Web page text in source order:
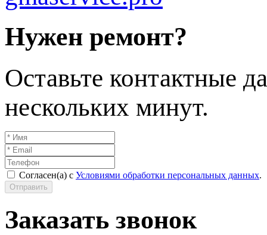
Нужен ремонт?
Оставьте контактные
нескольких минут.
Согласен(а) с Условиями обработки персональных данных.
Отправить
Заказать звонок